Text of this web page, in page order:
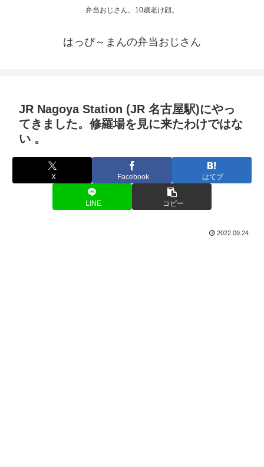
弁当おじさん。10歳老け顔。
はっぴ～まんの弁当おじさん
JR Nagoya Station (JR 名古屋駅)にやっ
てきました。修羅場を見に来たわけではな
い 。
X Facebook はてブ
LINE コピー
2022.09.24